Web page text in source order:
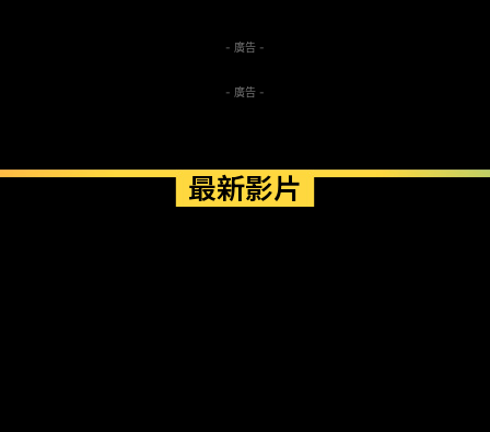
- 廣告 -
- 廣告 -
最新影片